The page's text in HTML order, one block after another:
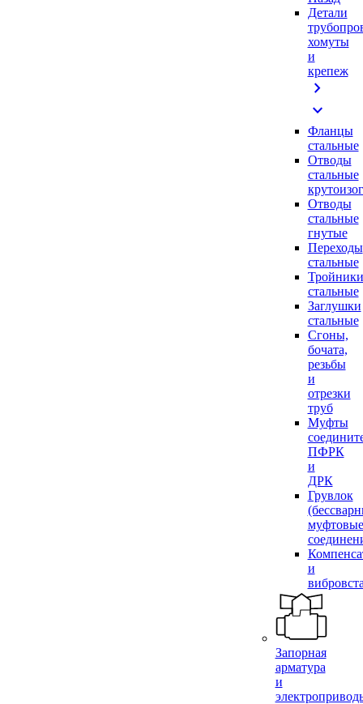
Детали
хомуты
и
крепеж
chevron_right
expand_more
Фланцы
стальные
Отводы
стальные
Отводы
стальные
гнутые
Переходы
стальные
Тройники
стальные
Заглушки
стальные
Сгоны,
бочата,
резьбы
и
отрезки
труб
Муфты
ПФРК
и
ДРК
Грувлок
муфтовые
и
Запорная
арматура
и